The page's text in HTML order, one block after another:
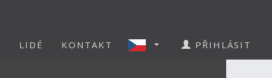
LIDÉ KONTAKT PŘIHLÁSIT